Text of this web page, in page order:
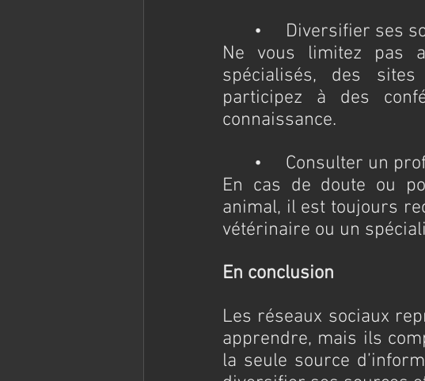
•	Diversifier
Ne vous limitez pas
spécialisés, des
participez à des
connaissance.
•	Consulter un
En cas de doute ou
animal, il est toujours
vétérinaire ou un
En conclusion
Les réseaux sociaux
apprendre, mais ils
la seule source